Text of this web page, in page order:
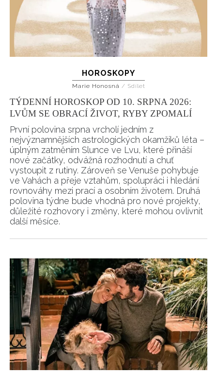
HOROSKOPY
Marie Honosná / Sdílet
TÝDENNÍ HOROSKOP OD 10. SRPNA 2026:
LVŮM SE OBRACÍ ŽIVOT, RYBY ZPOMALÍ
První polovina srpna vrcholí jedním z
nejvýznamnějších astrologických okamžiků léta –
úplným zatměním Slunce ve Lvu, které přináší
nové začátky, odvážná rozhodnutí a chuť
vystoupit z rutiny. Zároveň se Venuše pohybuje
ve Vahách a přeje vztahům, spolupráci i hledání
rovnováhy mezi prací a osobním životem. Druhá
polovina týdne bude vhodná pro nové projekty,
důležité rozhovory i změny, které mohou ovlivnit
další měsíce.